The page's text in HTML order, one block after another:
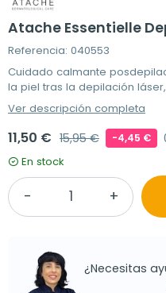
Atache Essentielle
Referencia: 040553
Cuidado calmante
la piel tras la depilación
Ver descripción completa
11,50 € 15,95 € -4,45 €
En stock
¿Necesitas